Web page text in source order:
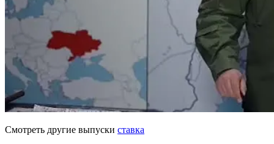
Смотреть другие выпуски ставка